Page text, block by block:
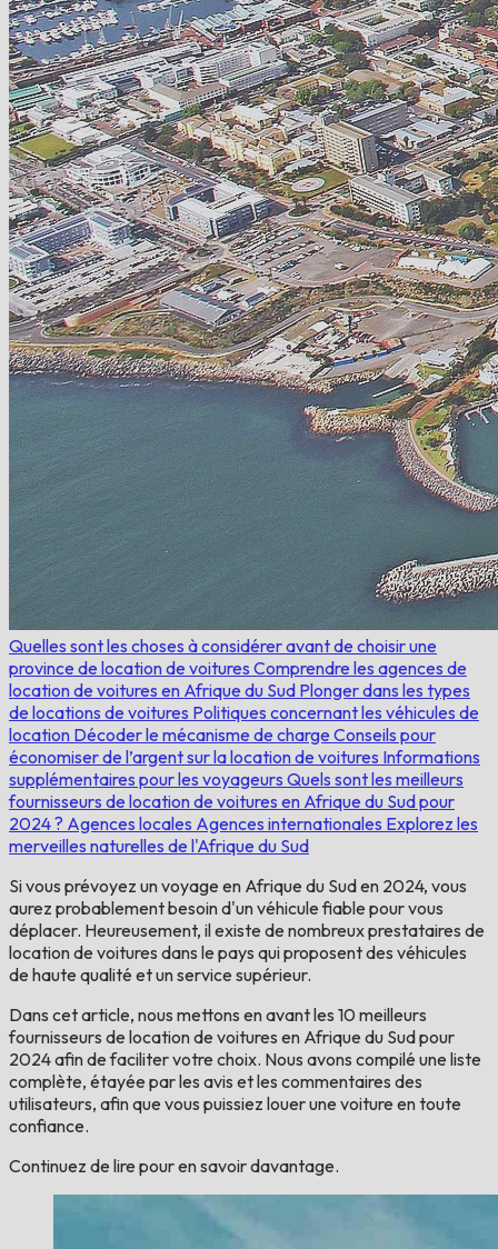
Quelles sont les choses à considérer avant de choisir une
province de location de voitures Comprendre les agences de
location de voitures en Afrique du Sud Plonger dans les types
de locations de voitures Politiques concernant les véhicules de
location Décoder le mécanisme de charge Conseils pour
économiser de l’argent sur la location de voitures Informations
supplémentaires pour les voyageurs Quels sont les meilleurs
fournisseurs de location de voitures en Afrique du Sud pour
2024 ? Agences locales Agences internationales Explorez les
merveilles naturelles de l'Afrique du Sud
Si vous prévoyez un voyage en Afrique du Sud en 2024, vous
aurez probablement besoin d'un véhicule fiable pour vous
déplacer. Heureusement, il existe de nombreux prestataires de
location de voitures dans le pays qui proposent des véhicules
de haute qualité et un service supérieur.
Dans cet article, nous mettons en avant les 10 meilleurs
fournisseurs de location de voitures en Afrique du Sud pour
2024 afin de faciliter votre choix. Nous avons compilé une liste
complète, étayée par les avis et les commentaires des
utilisateurs, afin que vous puissiez louer une voiture en toute
confiance.
Continuez de lire pour en savoir davantage.